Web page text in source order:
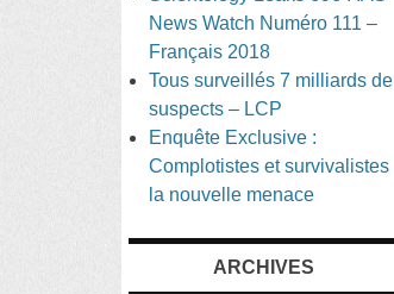
News Watch Numéro 111 –
Français 2018
Tous surveillés 7 milliards de
suspects – LCP
Enquête Exclusive :
Complotistes et survivalistes
la nouvelle menace
ARCHIVES